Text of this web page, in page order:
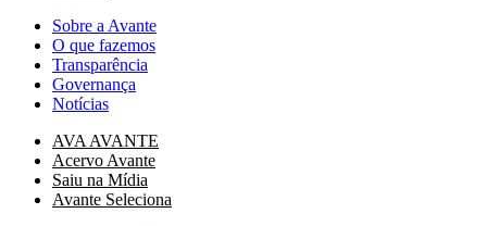
Sobre a Avante
O que fazemos
Transparência
Governança
Notícias
AVA AVANTE
Acervo Avante
Saiu na Mídia
Avante Seleciona